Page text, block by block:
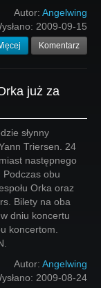
Autor: Angelwing
2009-09-15
Komentarz
już za
słynny
Triersen. 24
następnego
Podczas obu
Orka oraz
Bilety na oba
dniu koncertu
koncertom.
Autor: Angelwing
2009-08-24